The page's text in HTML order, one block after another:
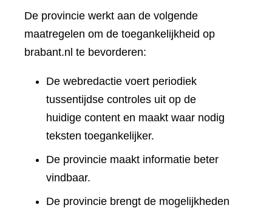
De provincie werkt aan de volgende
maatregelen om de toegankelijkheid op
brabant.nl te bevorderen:
De webredactie voert periodiek
tussentijdse controles uit op de
huidige content en maakt waar nodig
teksten toegankelijker.
De provincie maakt informatie beter
vindbaar.
De provincie brengt de mogelijkheden